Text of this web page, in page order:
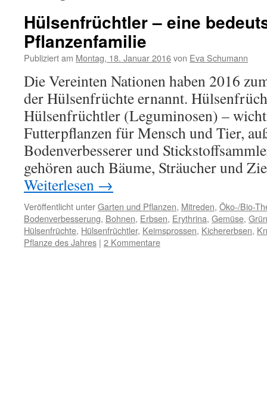
Hülsenfrüchtler – eine
Pflanzenfamilie
Publiziert am Montag, 18. Januar 2016von Eva Schumann
Die Vereinten Nationen haben 2016
der Hülsenfrüchte ernannt.
Hülsenfrüchtler (Leguminosen) –
Futterpflanzen für Mensch und Tier,
Bodenverbesserer und
gehören auch Bäume, Sträucher und
Weiterlesen →
Veröffentlicht unterGarten und Pflanzen, Mitreden, Öko-/Bio-
Bodenverbesserung, Bohnen, Erbsen, Erythrina, Gemüse,
Hülsenfrüchte, Hülsenfrüchtler, Keimsprossen, Kichererbsen,
Pflanze des Jahres | 2 Kommentare